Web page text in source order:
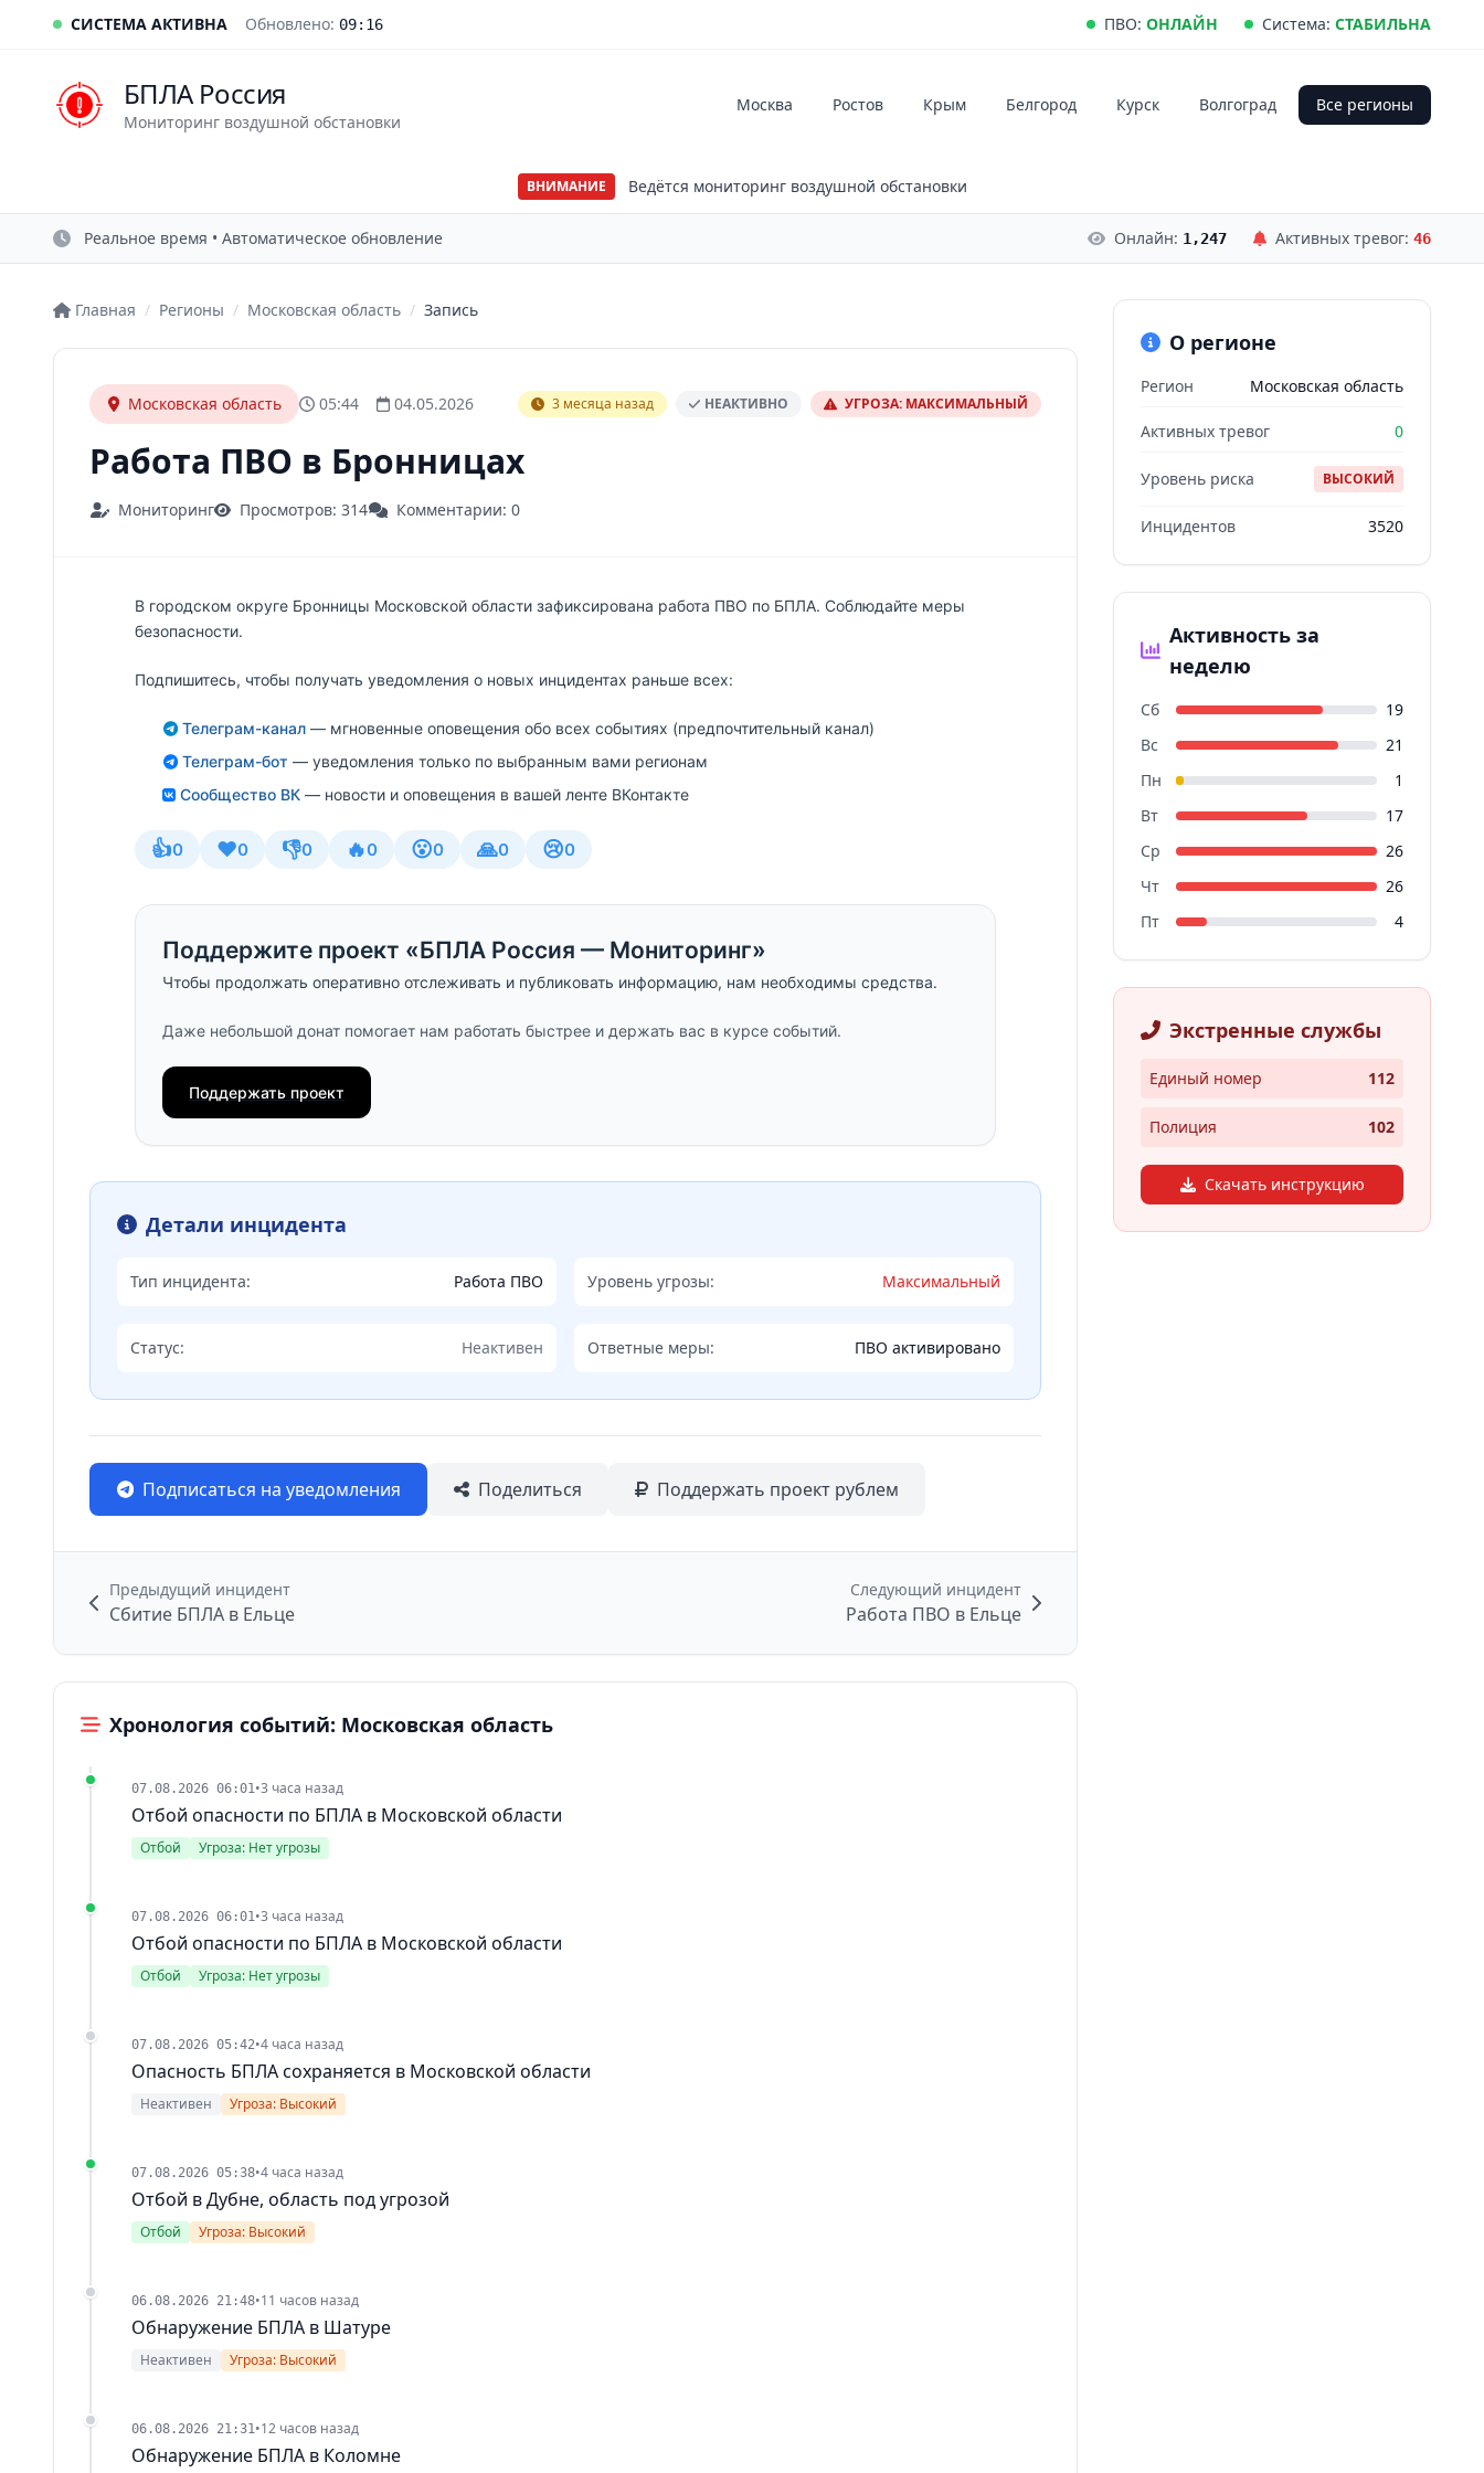
СИСТЕМА АКТИВНА Обновлено: 09:16 ПВО: ОНЛАЙН Система: СТАБИЛЬНА
БПЛА Россия
Мониторинг воздушной обстановки
Москва Ростов Крым Белгород Курск Волгоград Все регионы
ВНИМАНИЕ Ведётся мониторинг воздушной обстановки
Реальное время • Автоматическое обновление Онлайн: 1,247 Активных тревог: 46
Главная / Регионы / Московская область / Запись
Московская область 05:44 04.05.2026 3 месяца назад НЕАКТИВНО УГРОЗА: МАКСИМАЛЬНЫЙ
Работа ПВО в Бронницах
Мониторинг Просмотров: 314 Комментарии: 0
В городском округе Бронницы Московской области зафиксирована работа ПВО по БПЛА. Соблюдайте меры
безопасности.
Подпишитесь, чтобы получать уведомления о новых инцидентах раньше всех:
Телеграм-канал— мгновенные оповещения обо всех событиях (предпочтительный канал)
Телеграм-бот — уведомления только по выбранным вами регионам
Сообщество ВК — новости и оповещения в вашей ленте ВКонтакте
👍0 ❤️0 👎0 🔥0 😮0 🙏0 😢0
Поддержите проект «БПЛА Россия — Мониторинг»
Чтобы продолжать оперативно отслеживать и публиковать информацию, нам необходимы средства.
Даже небольшой донат помогает нам работать быстрее и держать вас в курсе событий.
Поддержать проект
Детали инцидента
Тип инцидента: Работа ПВО Уровень угрозы: Максимальный
Статус: Неактивен Ответные меры: ПВО активировано
Подписаться на уведомления Поделиться Поддержать проект рублем
Предыдущий инцидент
Сбитие БПЛА в Ельце
Следующий инцидент
Работа ПВО в Ельце
Хронология событий: Московская область
07.08.2026 06:01 •3 часа назад
Отбой опасности по БПЛА в Московской области
Отбой Угроза: Нет угрозы
07.08.2026 06:01 •3 часа назад
Отбой опасности по БПЛА в Московской области
Отбой Угроза: Нет угрозы
07.08.2026 05:42•4 часа назад
Опасность БПЛА сохраняется в Московской области
Неактивен Угроза: Высокий
07.08.2026 05:38•4 часа назад
Отбой в Дубне, область под угрозой
Отбой Угроза: Высокий
06.08.2026 21:48•11 часов назад
Обнаружение БПЛА в Шатуре
Неактивен Угроза: Высокий
06.08.2026 21:31 •12 часов назад
Обнаружение БПЛА в Коломне
О регионе
Регион Московская область
Активных тревог 0
Уровень риска ВЫСОКИЙ
Инцидентов 3520
Активность за
неделю
Сб
19
Вс
21
Пн
1
Вт
17
Ср
26
Чт
26
Пт
4
Экстренные службы
Единый номер 112
Полиция 102
Скачать инструкцию